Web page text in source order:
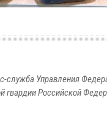
служба Управления
гвардии Российской